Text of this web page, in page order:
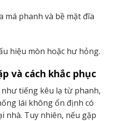
má phanh và bề mặt đĩa
hiệu mòn hoặc hư hỏng.
và cách khắc phục
tiếng kêu lạ từ phanh,
lái không ổn định có
nhà. Tuy nhiên, nếu gặp